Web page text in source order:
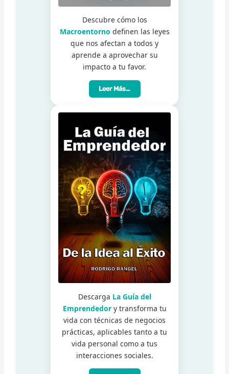
Descubre cómo los
Macroentorno definen las leyes
que nos afectan a todos y
aprende a aprovechar su
impacto a tu favor.
Leer Más…
Descarga La Guía del
Emprendedory transforma tu
vida con técnicas de negocios
prácticas, aplicables tanto a tu
vida personal como a tus
interacciones sociales.